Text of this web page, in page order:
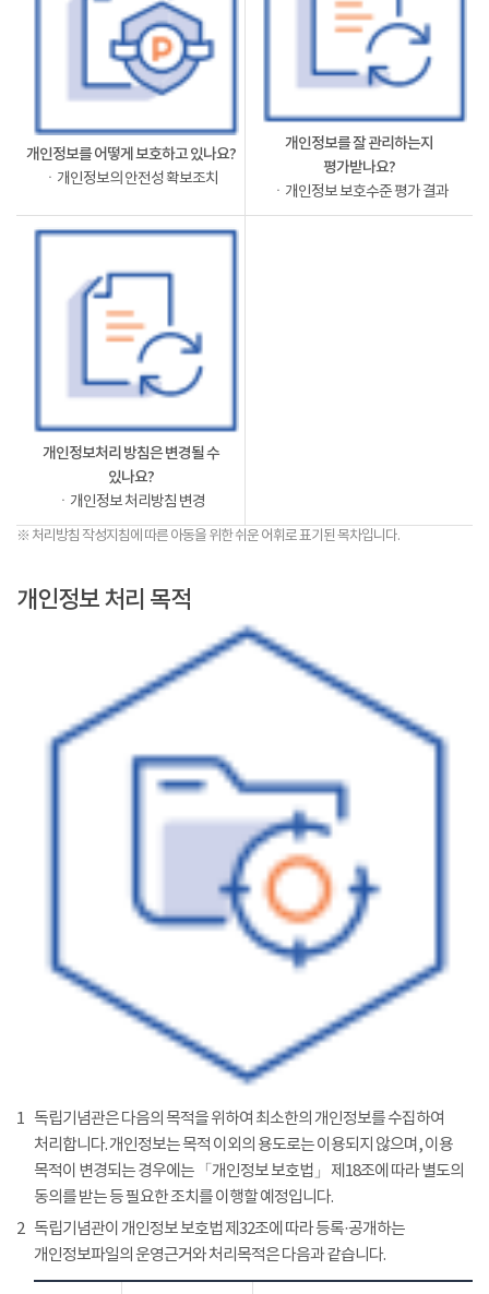
개인정보를 어떻게 보호하고 있나요?
ㆍ개인정보의 안전성 확보조치
개인정보를 잘 관리하는지
평가받나요?
ㆍ개인정보 보호수준 평가 결과
개인정보처리 방침은 변경될 수
있나요?
ㆍ개인정보 처리방침 변경
※ 처리방침 작성지침에 따른 아동을 위한 쉬운 어휘로 표기된 목차입니다.
개인정보 처리 목적
1 독립기념관은 다음의 목적을 위하여 최소한의 개인정보를 수집하여
처리합니다. 개인정보는 목적 이외의 용도로는 이용되지 않으며, 이용
목적이 변경되는 경우에는 「개인정보 보호법」 제18조에 따라 별도의
동의를 받는 등 필요한 조치를 이행할 예정입니다.
2 독립기념관이 개인정보 보호법 제32조에 따라 등록·공개하는
개인정보파일의 운영근거와 처리목적은 다음과 같습니다.